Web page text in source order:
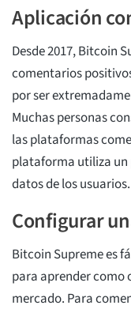
Aplicación
Desde 2017, Bitcoin
comentarios
por ser
Muchas personas
las plataformas
plataforma utiliza
datos de los usuarios.
Configurar
Bitcoin Supreme es
para aprender como
mercado. Para